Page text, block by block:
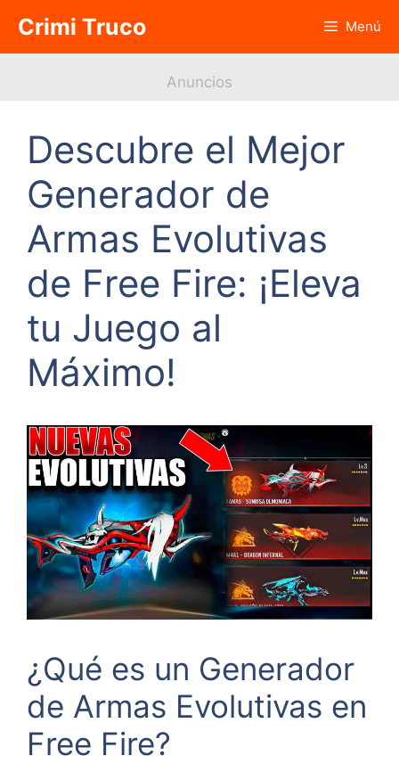
contenido
Crimi Truco Menú
Anuncios
Descubre el Mejor
Generador de
Armas Evolutivas
de Free Fire: ¡Eleva
tu Juego al
Máximo!
¿Qué es un Generador
de Armas Evolutivas en
Free Fire?